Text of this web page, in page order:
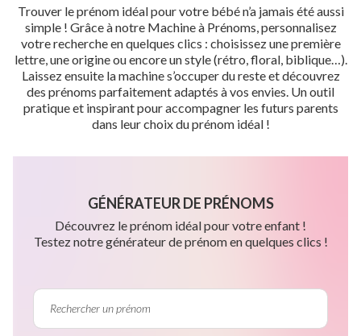
Trouver le prénom idéal pour votre bébé n’a jamais été aussi
simple ! Grâce à notre Machine à Prénoms, personnalisez
votre recherche en quelques clics : choisissez une première
lettre, une origine ou encore un style (rétro, floral, biblique…).
Laissez ensuite la machine s’occuper du reste et découvrez
des prénoms parfaitement adaptés à vos envies. Un outil
pratique et inspirant pour accompagner les futurs parents
dans leur choix du prénom idéal !
GÉNÉRATEUR DE PRÉNOMS
Découvrez le prénom idéal pour votre enfant !
Testez notre générateur de prénom en quelques clics !